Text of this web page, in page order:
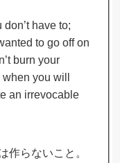
don’t have to;
to go off on
burn your
you will
an irrevocable
作らないこと。